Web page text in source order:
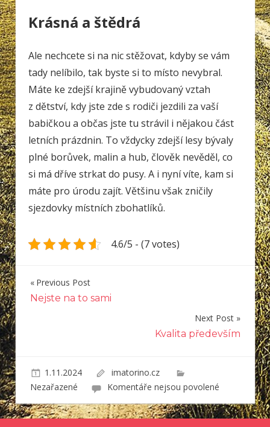
Krásná a štědrá
Ale nechcete si na nic stěžovat, kdyby se vám
tady nelíbilo, tak byste si to místo nevybral.
Máte ke zdejší krajině vybudovaný vztah
z dětství, kdy jste zde s rodiči jezdili za vaší
babičkou a občas jste tu strávil i nějakou část
letních prázdnin. To vždycky zdejší lesy bývaly
plné borůvek, malin a hub, člověk nevěděl, co
si má dříve strkat do pusy. A i nyní víte, kam si
máte pro úrodu zajít. Většinu však zničily
sjezdovky místních zbohatlíků.
4.6/5 - (7 votes)
Navigace
pro
Previous Post
Nejste na to sami
Next Post
Kvalita především
1.11.2024
imatorino.cz
Nezařazené
Komentáře nejsou povolenéu
textu
s